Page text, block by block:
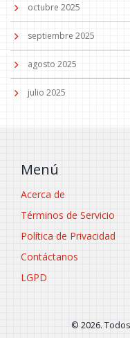
octubre 2025
septiembre 2025
agosto 2025
julio 2025
Menú
Acerca de
Términos de Servicio
Política de Privacidad
Contáctanos
LGPD
© 2026.